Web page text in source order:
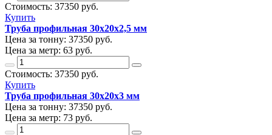
Стоимость: 37350 руб.
Купить
Труба профильная 30х20х2,5 мм
Цена за тонну: 37350 руб.
Цена за метр: 63 руб.
Стоимость: 37350 руб.
Купить
Труба профильная 30х20х3 мм
Цена за тонну: 37350 руб.
Цена за метр: 73 руб.